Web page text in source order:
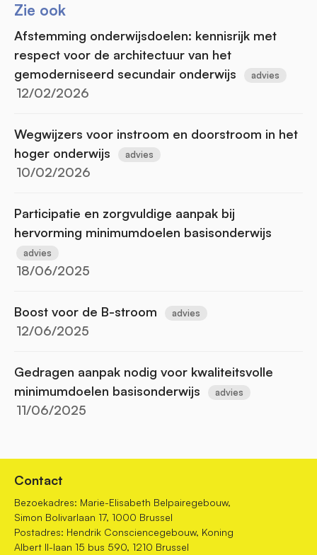
Zie ook
Afstemming onderwijsdoelen: kennisrijk met
respect voor de architectuur van het
gemoderniseerd secundair onderwijs
advies
12/02/2026
Wegwijzers voor instroom en doorstroom in het
hoger onderwijs
advies
10/02/2026
Participatie en zorgvuldige aanpak bij
hervorming minimumdoelen basisonderwijs
advies
18/06/2025
Boost voor de B-stroom advies
12/06/2025
Gedragen aanpak nodig voor kwaliteitsvolle
minimumdoelen basisonderwijs
advies
11/06/2025
Contact
Bezoekadres: Marie-Elisabeth Belpairegebouw,
Simon Bolivarlaan 17, 1000 Brussel
Postadres: Hendrik Consciencegebouw, Koning
Albert II-laan 15 bus 590, 1210 Brussel